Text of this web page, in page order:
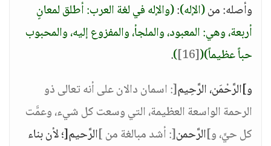
وأصله: من(الإله):(والإله في لغة العرب: أطلق لمعانٍ
أربعة، وهي: المعبود، والملجأ، والمفزوع إليه، والمحبوب
حباً عظيماً)(
[16]
)
.
و]الرَّحْمَن، الرَّحِيم[: اسمان دالان على أنه تعالى ذو
الرحمة الواسعة العظيمة، التي وسعت كل شيء، وعمَّت
كل حيٍّ، و]الرَّحمن[: أشد مبالغة من ]الرَّحيم[؛ لأن بناء